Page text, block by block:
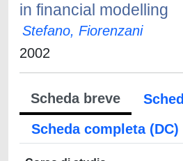
in financial modelling
Stefano, Fiorenzani
2002
Scheda breve
Scheda completa (DC)